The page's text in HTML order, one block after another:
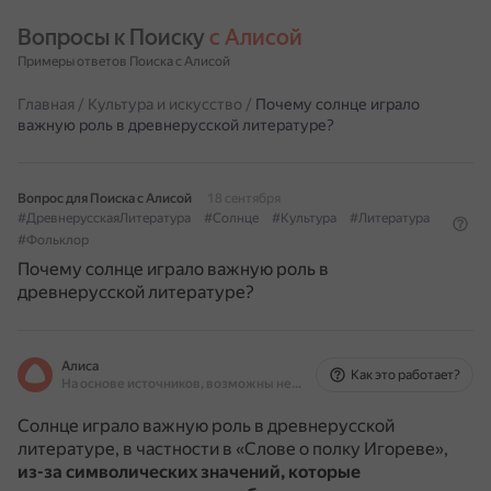
Вопросы к Поиску с Алисой
Примеры ответов Поиска с Алисой
Главная / Культура и искусство / Почему солнце играло
важную роль в древнерусской литературе?
Вопрос для Поиска с Алисой
18 сентября
#ДревнерусскаяЛитература
#Солнце #Культура
#Литература
#Фольклор
Почему солнце играло важную роль в
древнерусской литературе?
Алиса
На основе источников, возможны неточности
Как это работает?
Солнце играло важную роль в древнерусской
литературе, в частности в «Слове о полку Игореве»,
из-за символических значений, которые